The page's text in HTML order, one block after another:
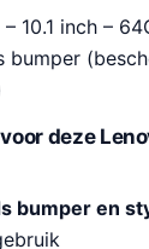
10.1 inch –
bumper
deze
bumper en